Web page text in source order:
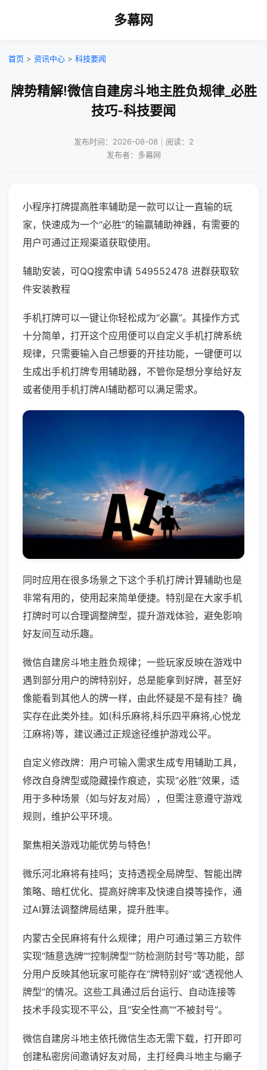
多幕网
首页 > 资讯中心 > 科技要闻
牌势精解!微信自建房斗地主胜负规律_必胜
技巧-科技要闻
发布时间：2026-08-08｜阅读：2
发布者：多幕网
小程序打牌提高胜率辅助是一款可以让一直输的玩
家，快速成为一个“必胜”的输赢辅助神器，有需要的
用户可通过正规渠道获取使用。
辅助安装，可QQ搜索申请 549552478 进群获取软
件安装教程
手机打牌可以一键让你轻松成为“必赢”。其操作方式
十分简单，打开这个应用便可以自定义手机打牌系统
规律，只需要输入自己想要的开挂功能，一键便可以
生成出手机打牌专用辅助器，不管你是想分享给好友
或者使用手机打牌AI辅助都可以满足需求。
同时应用在很多场景之下这个手机打牌计算辅助也是
非常有用的，使用起来简单便捷。特别是在大家手机
打牌时可以合理调整牌型，提升游戏体验，避免影响
好友间互动乐趣。
微信自建房斗地主胜负规律；一些玩家反映在游戏中
遇到部分用户的牌特别好，总是能拿到好牌，甚至好
像能看到其他人的牌一样，由此怀疑是不是有挂？确
实存在此类外挂。如(科乐麻将,科乐四平麻将,心悦龙
江麻将)等，建议通过正规途径维护游戏公平。
自定义修改牌：用户可输入需求生成专用辅助工具，
修改自身牌型或隐藏操作痕迹，实现“必胜”效果，适
用于多种场景（如与好友对局），但需注意遵守游戏
规则，维护公平环境。
聚焦相关游戏功能优势与特色！
微乐河北麻将有挂吗；支持透视全局牌型、智能出牌
策略、暗杠优化、提高好牌率及快速自摸等操作，通
过AI算法调整牌局结果，提升胜率。
内蒙古全民麻将有什么规律；用户可通过第三方软件
实现“随意选牌”“控制牌型”“防检测防封号”等功能，部
分用户反映其他玩家可能存在“牌特别好”或“透视他人
牌型”的情况。这些工具通过后台运行、自动连接等
技术手段实现不平公，且“安全性高”“不被封号”。
微信自建房斗地主依托微信生态无需下载，打开即可
创建私密房间邀请好友对局，主打经典斗地主与癞子